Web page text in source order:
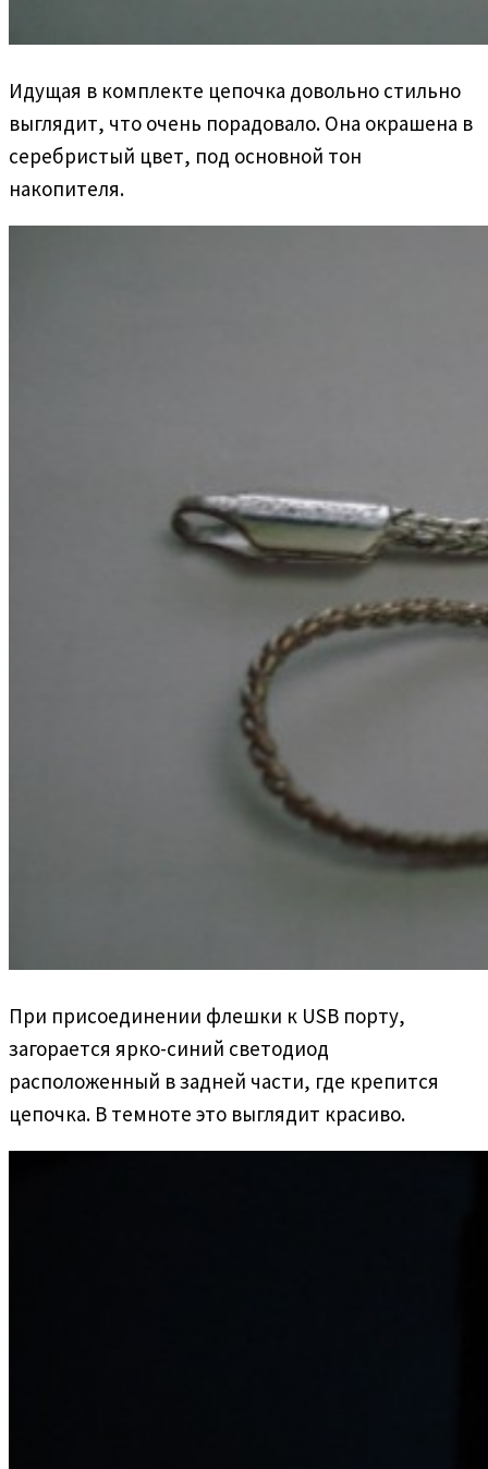
Идущая в комплекте цепочка довольно стильно
выглядит, что очень порадовало. Она окрашена в
серебристый цвет, под основной тон
накопителя.
При присоединении флешки к USB порту,
загорается ярко-синий светодиод
расположенный в задней части, где крепится
цепочка. В темноте это выглядит красиво.